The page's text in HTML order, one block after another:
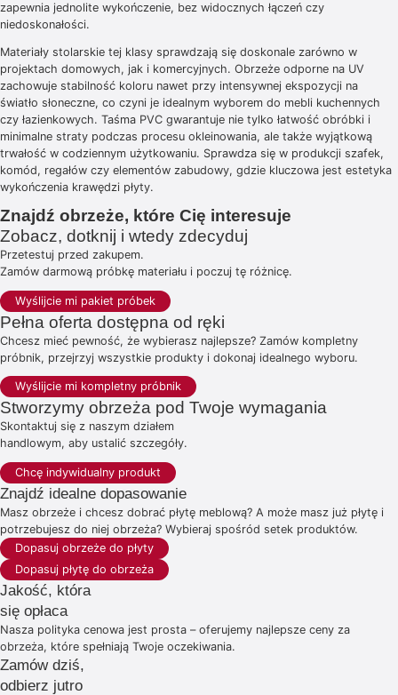
zapewnia jednolite wykończenie, bez widocznych łączeń czy
niedoskonałości.
Materiały stolarskie tej klasy sprawdzają się doskonale zarówno w
projektach domowych, jak i komercyjnych. Obrzeże odporne na UV
zachowuje stabilność koloru nawet przy intensywnej ekspozycji na
światło słoneczne, co czyni je idealnym wyborem do mebli kuchennych
czy łazienkowych. Taśma PVC gwarantuje nie tylko łatwość obróbki i
minimalne straty podczas procesu okleinowania, ale także wyjątkową
trwałość w codziennym użytkowaniu. Sprawdza się w produkcji szafek,
komód, regałów czy elementów zabudowy, gdzie kluczowa jest estetyka
wykończenia krawędzi płyty.
Znajdź obrzeże, które Cię interesuje
Zobacz, dotknij i wtedy zdecyduj
Przetestuj przed zakupem.
Zamów darmową próbkę materiału i poczuj tę różnicę.
Wyślijcie mi pakiet próbek
Pełna oferta dostępna od ręki
Chcesz mieć pewność, że wybierasz najlepsze? Zamów kompletny
próbnik, przejrzyj wszystkie produkty i dokonaj idealnego wyboru.
Wyślijcie mi kompletny próbnik
Stworzymy obrzeża pod Twoje wymagania
Skontaktuj się z naszym działem
handlowym, aby ustalić szczegóły.
Chcę indywidualny produkt
Znajdź idealne dopasowanie
Masz obrzeże i chcesz dobrać płytę meblową? A może masz już płytę i
potrzebujesz do niej obrzeża? Wybieraj spośród setek produktów.
Dopasuj obrzeże do płyty
Dopasuj płytę do obrzeża
Jakość, która
się opłaca
Nasza polityka cenowa jest prosta – oferujemy najlepsze ceny za
obrzeża, które spełniają Twoje oczekiwania.
Zamów dziś,
odbierz jutro